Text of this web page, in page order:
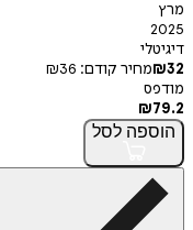
מרץ
2025
דיגיטלי
₪32 מחיר קודם: ₪36
מודפס
₪79.2
הוספה לסל